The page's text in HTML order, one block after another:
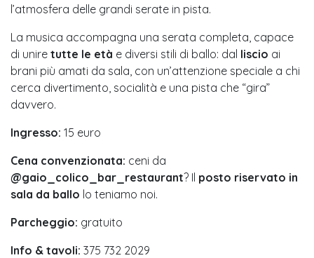
l’atmosfera delle grandi serate in pista.
La musica accompagna una serata completa, capace
di unire tutte le età e diversi stili di ballo: dal liscio ai
brani più amati da sala, con un’attenzione speciale a chi
cerca divertimento, socialità e una pista che “gira”
davvero.
Ingresso: 15 euro
Cena convenzionata: ceni da
@gaio_colico_bar_restaurant? Il posto riservato in
sala da ballo lo teniamo noi.
Parcheggio: gratuito
Info & tavoli: 375 732 2029